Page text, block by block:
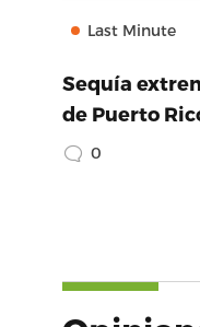
Last Minute
Sequía
de Puerto
0